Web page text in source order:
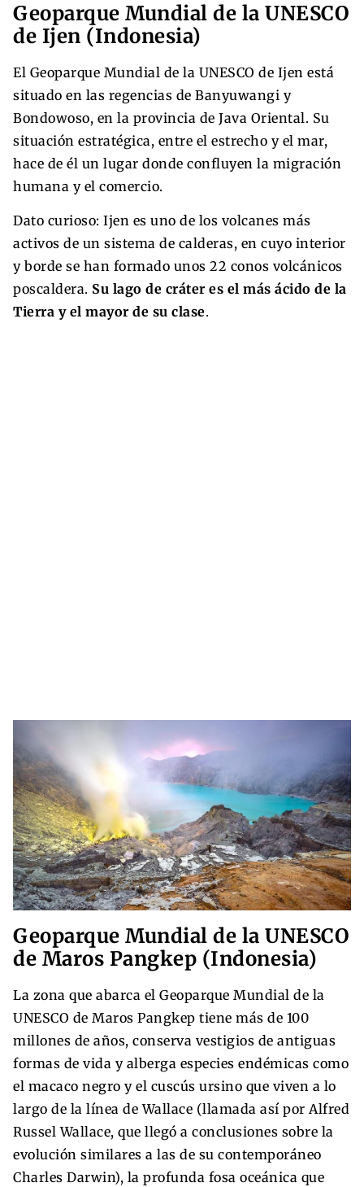
Geoparque Mundial de la UNESCO
de Ijen (Indonesia)
El Geoparque Mundial de la UNESCO de Ijen está
situado en las regencias de Banyuwangi y
Bondowoso, en la provincia de Java Oriental. Su
situación estratégica, entre el estrecho y el mar,
hace de él un lugar donde confluyen la migración
humana y el comercio.
Dato curioso: Ijen es uno de los volcanes más
activos de un sistema de calderas, en cuyo interior
y borde se han formado unos 22 conos volcánicos
poscaldera. Su lago de cráter es el más ácido de la
Tierra y el mayor de su clase.
Geoparque Mundial de la UNESCO
de Maros Pangkep (Indonesia)
La zona que abarca el Geoparque Mundial de la
UNESCO de Maros Pangkep tiene más de 100
millones de años, conserva vestigios de antiguas
formas de vida y alberga especies endémicas como
el macaco negro y el cuscús ursino que viven a lo
largo de la línea de Wallace (llamada así por Alfred
Russel Wallace, que llegó a conclusiones sobre la
evolución similares a las de su contemporáneo
Charles Darwin), la profunda fosa oceánica que